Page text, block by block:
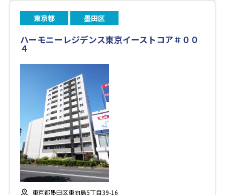
東京都 墨田区
ハーモニーレジデンス東京イーストコア＃００
４
東京都墨田区東向島5丁目39-16